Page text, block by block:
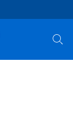
Cerca